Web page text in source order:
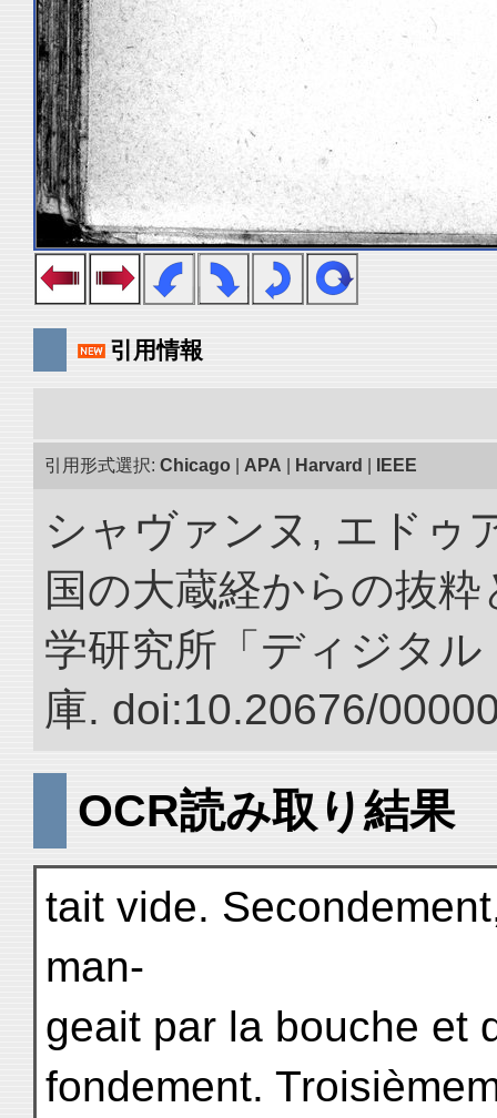
引用情報
引用形式選択: Chicago APA Harvard IEEE
シャヴァンヌ, エドゥ
国の大蔵経からの抜
学研究所「ディジタ
庫. doi:10.20676/
OCR読み取り結果
tait vide.
man-
geait par la bouche et
fondement.